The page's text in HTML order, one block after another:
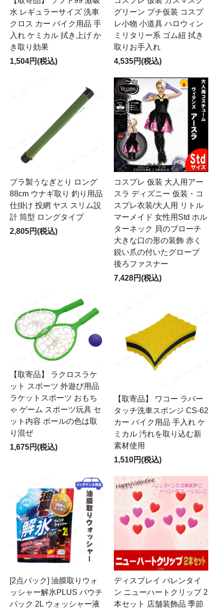
水 レギュラーサイズ 洗車
クロス カー バイク用品 手
入れ ケミカル 拭き上げ か
き取り効果
1,504円(税込)
グリーン プチ仮装 コスプ
レ小物 小道具 ハロウィン
ミリタリー系 ゴム紐 拭き
取りお手入れ
4,535円(税込)
プラ製うなぎとり ロング
88cm ウナギ取り 釣り用品
仕掛け 投網 ヤス スリム設
計 筒型 ロングタイプ
2,805円(税込)
コスプレ 仮装 大人用アー
スラ ディズニー 仮装・コ
スプレ衣装/大人用 リトル
マーメイド 女性用Std ホル
ターネック 貝のブローチ
大きな口の形の装飾 赤く
鋭い爪の付いたグローブ
後ろファスナー
7,428円(税込)
【取寄品】 ラクロスラケ
ット スポーツ 外遊び用品
ラケットスポーツ おもち
ゃ ゲーム スポーツ玩具 セ
ット内容 ボールの色は取
り混ぜ
1,675円(税込)
【取寄品】 ワコー ラバー
タッチ洗車スポンジ CS-62
カー バイク用品 手入れ ケ
ミカル 汚れを取り込む新
素材使用
1,510円(税込)
[2点パック] 油膜取りウォ
ッシャー解氷PLUS パウチ
パック 2L ウォッシャー液
ディスプレイ バレンタイ
ン ニューハートクリップ 2
本セット 店舗装飾品 季節